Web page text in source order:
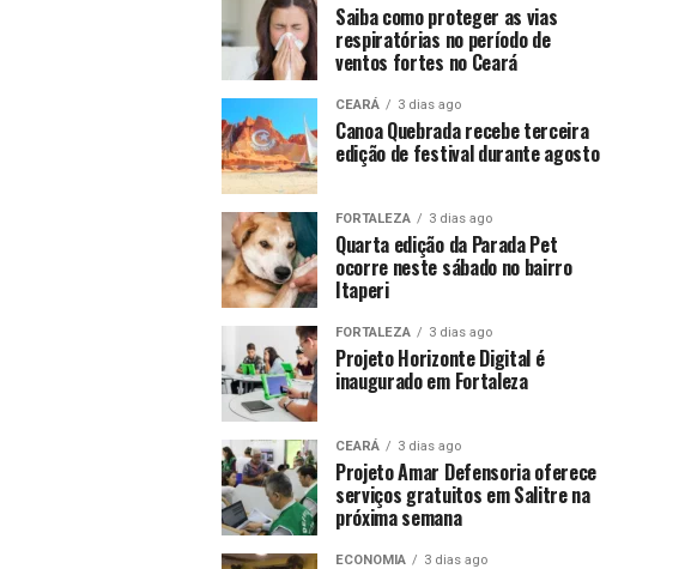
Saiba como proteger as vias
respiratórias no período de
ventos fortes no Ceará
CEARÁ 3 dias ago
Canoa Quebrada recebe terceira
edição de festival durante agosto
FORTALEZA 3 dias ago
Quarta edição da Parada Pet
ocorre neste sábado no bairro
Itaperi
FORTALEZA 3 dias ago
Projeto Horizonte Digital é
inaugurado em Fortaleza
CEARÁ 3 dias ago
Projeto Amar Defensoria oferece
serviços gratuitos em Salitre na
próxima semana
ECONOMIA 3 dias ago